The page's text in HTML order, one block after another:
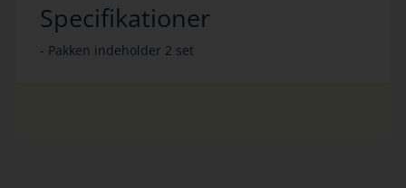
Specifikationer
- Pakken indeholder 2 set